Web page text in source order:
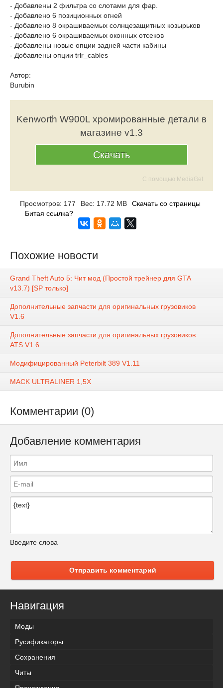
- Добавлены 2 фильтра со слотами для фар.
- Добавлено 6 позиционных огней
- Добавлено 8 окрашиваемых солнцезащитных козырьков
- Добавлено 6 окрашиваемых оконных отсеков
- Добавлены новые опции задней части кабины
- Добавлены опции trlr_cables
Автор:
Burubin
Kenworth W900L хромированные детали в
магазине v1.3
Скачать
С помощью MediaGet
Просмотров: 177 Вес: 17.72 MB
Скачать со страницы
Битая ссылка?
Похожие новости
Grand Theft Auto 5: Чит мод (Простой трейнер для GTA
v13.7) [SP только]
Дополнительные запчасти для оригинальных грузовиков
V1.6
Дополнительные запчасти для оригинальных грузовиков
ATS V1.6
Модифицированный Peterbilt 389 V1.11
MACK ULTRALINER 1,5X
Комментарии (0)
Добавление комментария
Введите слова
Отправить комментарий
Навигация
Моды
Русификаторы
Сохранения
Читы